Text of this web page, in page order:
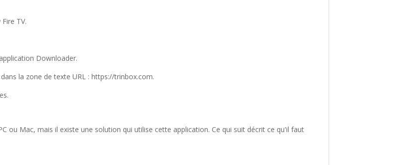
TV.
Downloader.
la zone de texte URL : https://trinbox.com.
ou Mac, mais il existe une solution qui utilise cette application. Ce qui suit décrit ce qu'il faut